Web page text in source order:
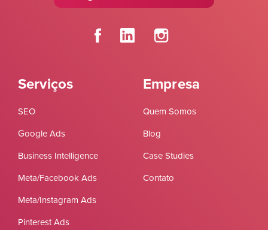
Serviços
SEO
Google Ads
Business Intelligence
Meta/Facebook Ads
Meta/Instagram Ads
Pinterest Ads
Empresa
Quem Somos
Blog
Case Studies
Contato